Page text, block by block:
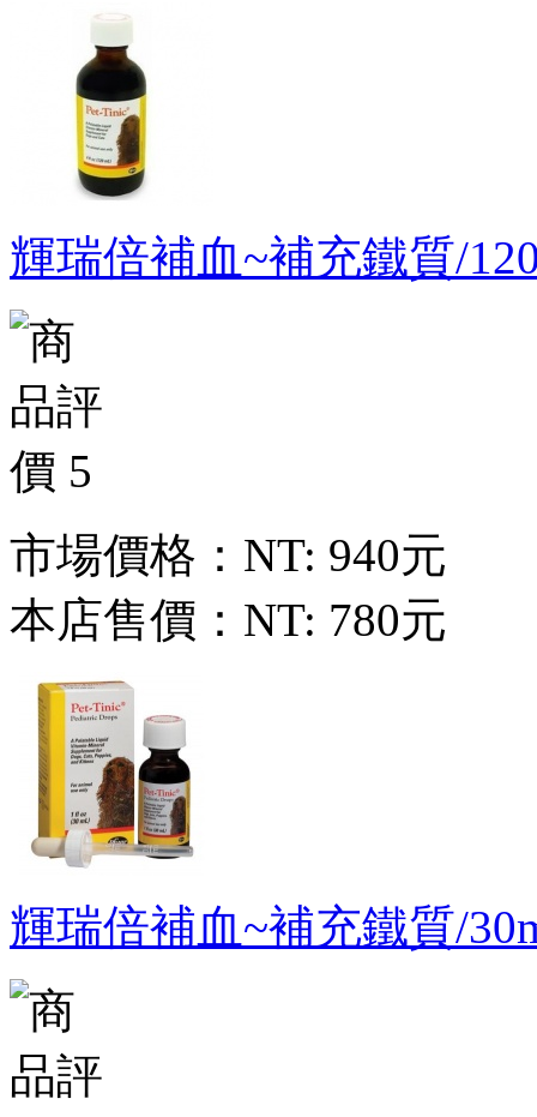
輝瑞倍補血~補充鐵質/
市場價格： NT: 940元
本店售價： NT: 780元
輝瑞倍補血~補充鐵質/